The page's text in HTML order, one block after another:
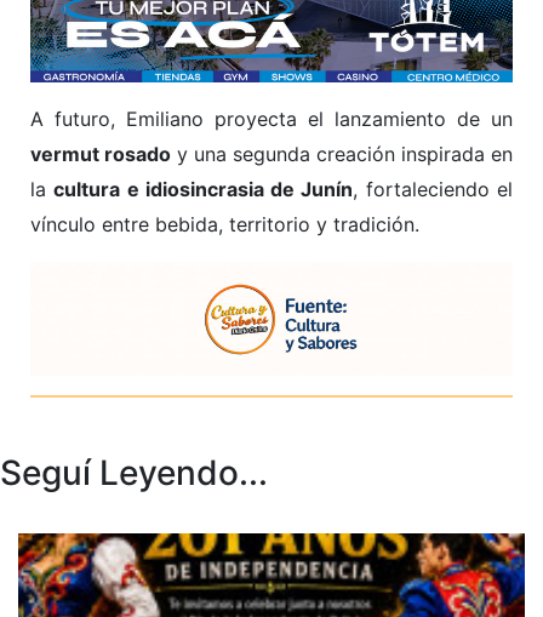
A futuro, Emiliano proyecta el lanzamiento de un
vermut rosado y una segunda creación inspirada en
lacultura e idiosincrasia de Junín, fortaleciendo el
vínculo entre bebida, territorio y tradición.
Seguí Leyendo...